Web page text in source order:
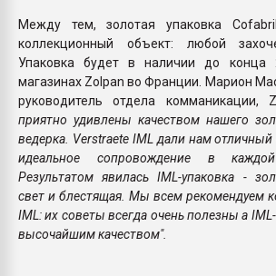
Между тем, золотая упаковка
коллекционный объект: любой
Упаковка будет в наличии до
магазинах Zolpan во Франции. Марион
руководитель отдела комманикации,
приятно удивлены качеством нашего
ведерка. Verstraete IML дали нам
идеальное сопровождение в
Результатом явилась IML-упаковка -
свет и блестящая. Мы всем рекомендуем
IML: их советы всегда очень полезны а
высочайшим качеством".